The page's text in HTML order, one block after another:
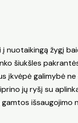
į nuotaikingą žygį
šiukšles
įkvėpė galimybė
jų ryšį su